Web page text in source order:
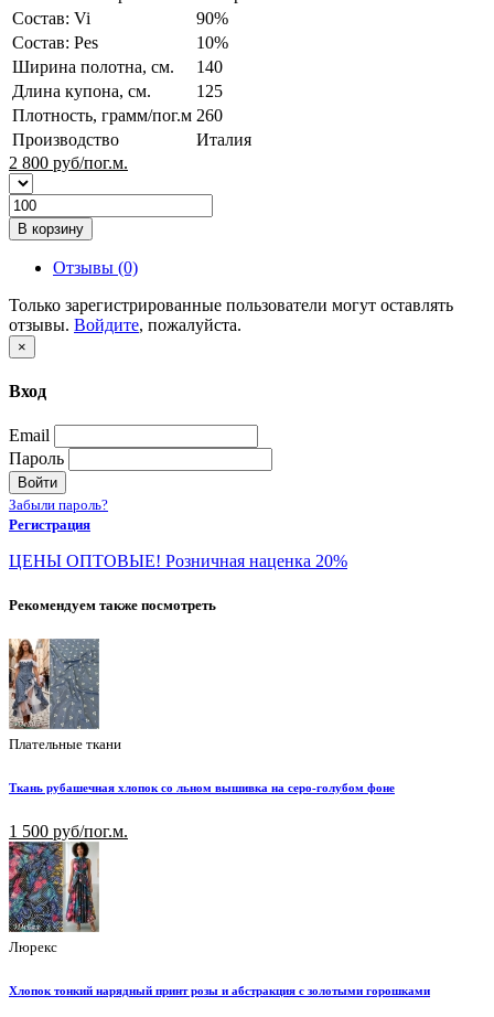
Состав: Vi
90%
Состав: Pes
10%
Ширина полотна, см.
140
Длина купона, см.
125
Плотность, грамм/пог.м 260
Производство
Италия
2 800 руб/пог.м.
В корзину
Отзывы (0)
Только зарегистрированные пользователи могут оставлять
отзывы. Войдите, пожалуйста.
×
Вход
Email
Пароль
Войти
Забыли пароль?
Регистрация
ЦЕНЫ ОПТОВЫЕ! Розничная наценка 20%
Рекомендуем также посмотреть
Плательные ткани
Ткань рубашечная хлопок со льном вышивка на серо-голубом фоне
1 500 руб/пог.м.
Люрекс
Хлопок тонкий нарядный принт розы и абстракция с золотыми горошками